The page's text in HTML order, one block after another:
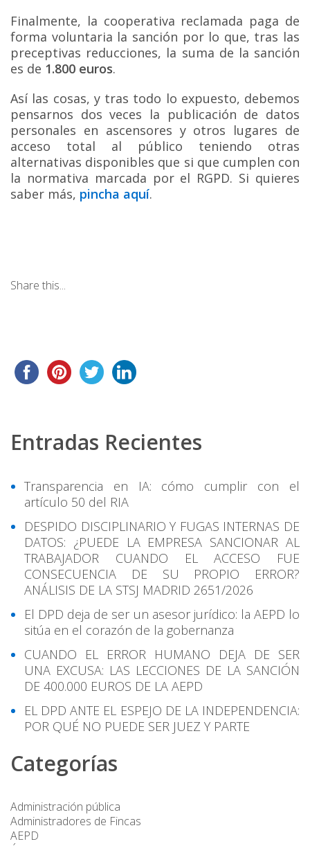
Finalmente, la cooperativa reclamada paga de
forma voluntaria la sanción por lo que, tras las
preceptivas reducciones, la suma de la sanción
es de 1.800 euros.
Así las cosas, y tras todo lo expuesto, debemos
pensarnos dos veces la publicación de datos
personales en ascensores y otros lugares de
acceso total al público teniendo otras
alternativas disponibles que si que cumplen con
la normativa marcada por el RGPD. Si quieres
saber más, pincha aquí.
Share this...
Entradas Recientes
Transparencia en IA: cómo cumplir con el
artículo 50 del RIA
DESPIDO DISCIPLINARIO Y FUGAS INTERNAS DE
DATOS: ¿PUEDE LA EMPRESA SANCIONAR AL
TRABAJADOR CUANDO EL ACCESO FUE
CONSECUENCIA DE SU PROPIO ERROR?
ANÁLISIS DE LA STSJ MADRID 2651/2026
El DPD deja de ser un asesor jurídico: la AEPD lo
sitúa en el corazón de la gobernanza
CUANDO EL ERROR HUMANO DEJA DE SER
UNA EXCUSA: LAS LECCIONES DE LA SANCIÓN
DE 400.000 EUROS DE LA AEPD
EL DPD ANTE EL ESPEJO DE LA INDEPENDENCIA:
POR QUÉ NO PUEDE SER JUEZ Y PARTE
Categorías
Administración pública
Administradores de Fincas
AEPD